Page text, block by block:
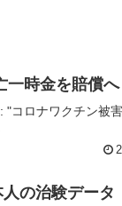
一時金を賠償へ
コロナワクチン被
の治験データ